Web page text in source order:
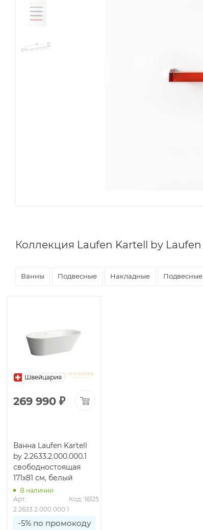
Коллекция Laufen Kartell by Laufen
Ванны Подвесные Накладные Подвесные
Швейцария
269 990 ₽
Ванна Laufen Kartell
by 2.2633.2.000.000.1
свободностоящая
171х81 см, белый
В наличии
Арт.:
2.2633.2.000.000.1
Код: 16125
-5% по промокоду